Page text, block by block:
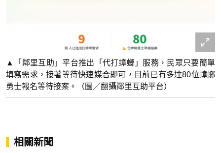
▲「鄰里互助」平台推出「代打蟑螂」服務，民眾只要簡單
填寫需求，接著等待快速媒合即可，目前已有多達80位蟑螂
勇士報名等待接案。（圖／翻攝鄰里互助平台）
相關新聞